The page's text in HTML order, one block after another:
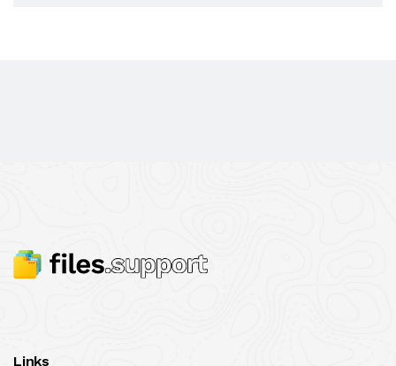
Links